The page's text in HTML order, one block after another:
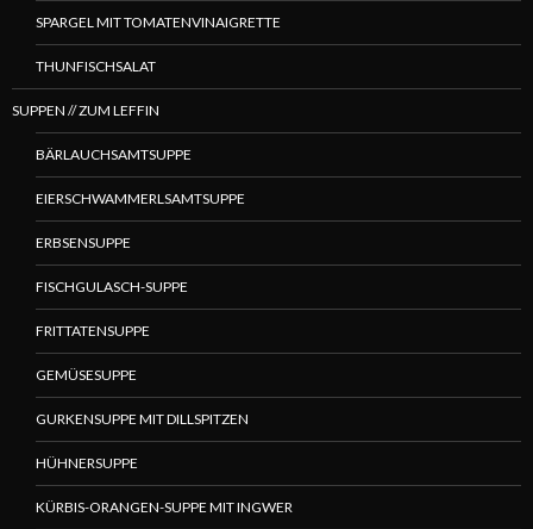
SPARGEL MIT TOMATENVINAIGRETTE
THUNFISCHSALAT
SUPPEN // ZUM LEFFIN
BÄRLAUCHSAMTSUPPE
EIERSCHWAMMERLSAMTSUPPE
ERBSENSUPPE
FISCHGULASCH-SUPPE
FRITTATENSUPPE
GEMÜSESUPPE
GURKENSUPPE MIT DILLSPITZEN
HÜHNERSUPPE
KÜRBIS-ORANGEN-SUPPE MIT INGWER